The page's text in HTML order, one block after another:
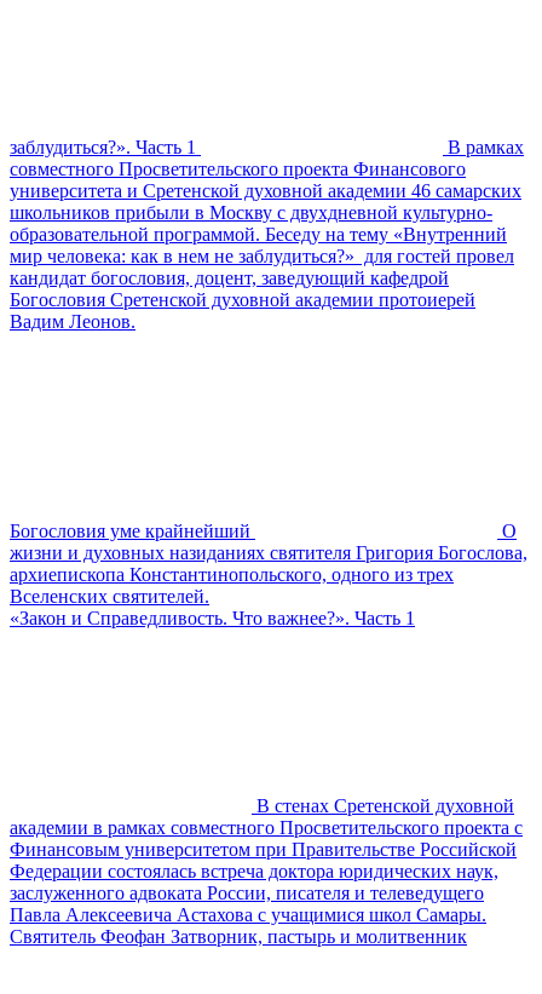
заблудиться?». Часть 1
В рамках
совместного Просветительского проекта Финансового
университета и Сретенской духовной академии 46 самарских
школьников прибыли в Москву с двухдневной культурно-
образовательной программой. Беседу на тему «Внутренний
мир человека: как в нем не заблудиться?» для гостей провел
кандидат богословия, доцент, заведующий кафедрой
Богословия Сретенской духовной академии протоиерей
Вадим Леонов.
Богословия уме крайнейший
О
жизни и духовных назиданиях святителя Григория Богослова,
архиепископа Константинопольского, одного из трех
Вселенских святителей.
«Закон и Справедливость. Что важнее?». Часть 1
В стенах Сретенской духовной
академии в рамках совместного Просветительского проекта с
Финансовым университетом при Правительстве Российской
Федерации состоялась встреча доктора юридических наук,
заслуженного адвоката России, писателя и телеведущего
Павла Алексеевича Астахова с учащимися школ Самары.
Святитель Феофан Затворник, пастырь и молитвенник